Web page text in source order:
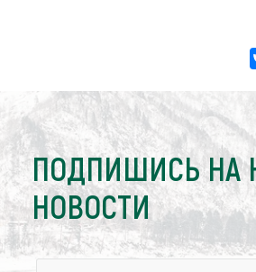
ПОДПИШИСЬ НА
НОВОСТИ